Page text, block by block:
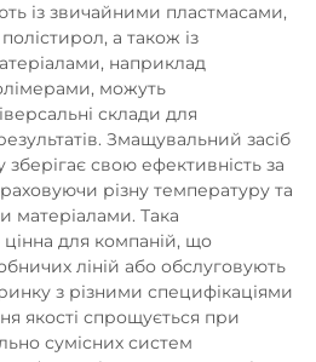
із звичайними пластмасами,
а також із
наприклад
можуть
склади для
Змащувальний засіб
свою ефективність за
різну температуру та
матеріалами. Така
для компаній, що
ліній або обслуговують
з різними специфікаціями
якості спрощується при
сумісних систем